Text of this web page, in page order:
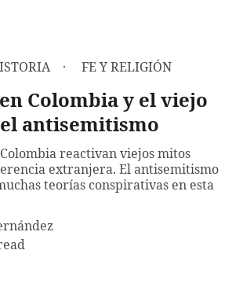
FE Y RELIGIÓN
Colombia y el viejo
antisemitismo
reactivan viejos mitos
extranjera. El antisemitismo
teorías conspirativas en esta